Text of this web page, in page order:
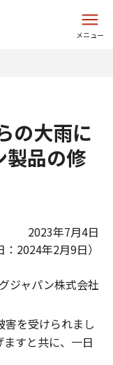
メニュー
の大雨に
製品の修
2023年7月4日
：2024年2月9日）
ジャパン株式会社
を受けられまし
すと共に、一日